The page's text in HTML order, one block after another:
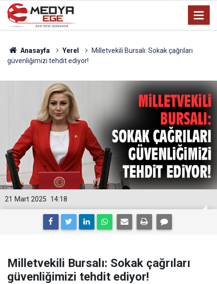
Anasayfa Yerel
Milletvekili Bursalı: Sokak çağrıları
güvenliğimizi tehdit ediyor!
14:18
21 Mart 2025
Milletvekili Bursalı: Sokak çağrıları
güvenliğimizi tehdit ediyor!